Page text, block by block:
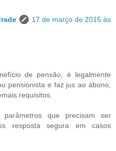
17 de março de 2015 às
de pensão, é legalmente
pensionista e faz jus ao abono,
requisitos.
que precisam ser
resposta segura em casos